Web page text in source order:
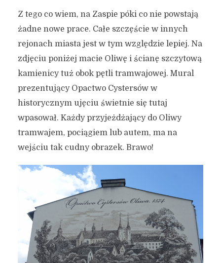
Z tego co wiem, na Zaspie póki co nie powstają
żadne nowe prace. Całe szczęście w innych
rejonach miasta jest w tym względzie lepiej. Na
zdjęciu poniżej macie Oliwę i ścianę szczytową
kamienicy tuż obok pętli tramwajowej. Mural
prezentujący Opactwo Cystersów w
historycznym ujęciu świetnie się tutaj
wpasował. Każdy przyjeżdżający do Oliwy
tramwajem, pociągiem lub autem, ma na
wejściu tak cudny obrazek. Brawo!